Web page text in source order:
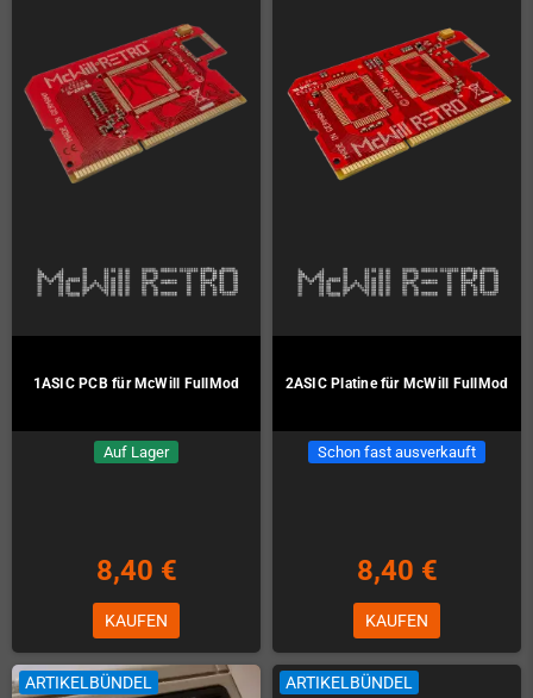
1ASIC PCB für McWill FullMod
Auf Lager
8,40 €
KAUFEN
2ASIC Platine für McWill FullMod
Schon fast ausverkauft
8,40 €
KAUFEN
ARTIKELBÜNDEL ARTIKELBÜNDEL